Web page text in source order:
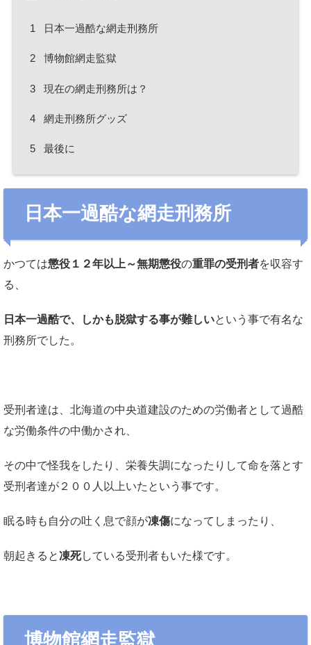
1 日本一過酷な網走刑務所
2 博物館網走監獄
3 現在の網走刑務所は？
4 網走刑務所グッズ
5 最後に
日本一過酷な網走刑務所
かつては懲役１２年以上～無期懲役の重罪の受刑者を収容す
る、
日本一過酷で、しかも脱獄する事が難しいという事で有名な
刑務所でした。
受刑者達は、北海道の中央道建設のための労働者として過酷
な労働条件の中働かされ、
その中で怪我をしたり、栄養失調になったりして命を落とす
受刑者達が２００人以上いたという事です。
眠る時も自分の吐く息で顔が凍傷になってしまったり、
朝起きると凍死している受刑者もいた様です。
博物館網走監獄